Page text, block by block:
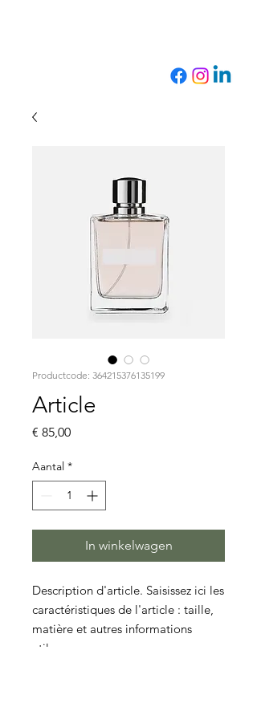
Productcode: 364215376135199
Article
€ 85,00Prijs
Aantal *
In winkelwagen
Description d'article. Saisissez ici les
caractéristiques de l'article : taille,
matière et autres informations
utiles.